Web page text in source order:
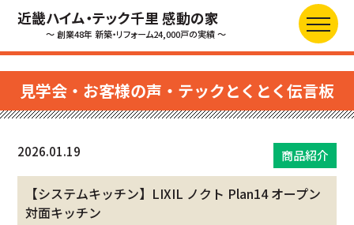
近畿ハイム・テック千里 感動の家
～ 創業48年 新築・リフォーム24,000戸の実績 ～
見学会・お客様の声・テックとくとく伝言板
2026.01.19 商品紹介
【システムキッチン】LIXIL ノクト Plan14 オープン
対面キッチン